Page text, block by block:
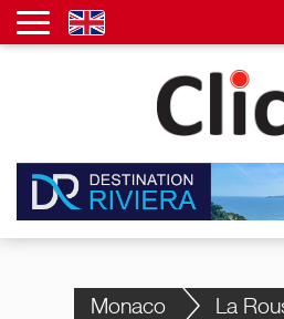
Monaco La